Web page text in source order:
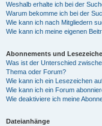
Weshalb erhalte ich bei der
Warum bekomme ich bei der
Wie kann ich nach Mitgliedern
Wie kann ich meine eigenen
Abonnements und
Was ist der Unterschied
Thema oder Forum?
Wie kann ich ein Lesezeichen
Wie kann ich ein Forum
Wie deaktiviere ich meine
Dateianhänge